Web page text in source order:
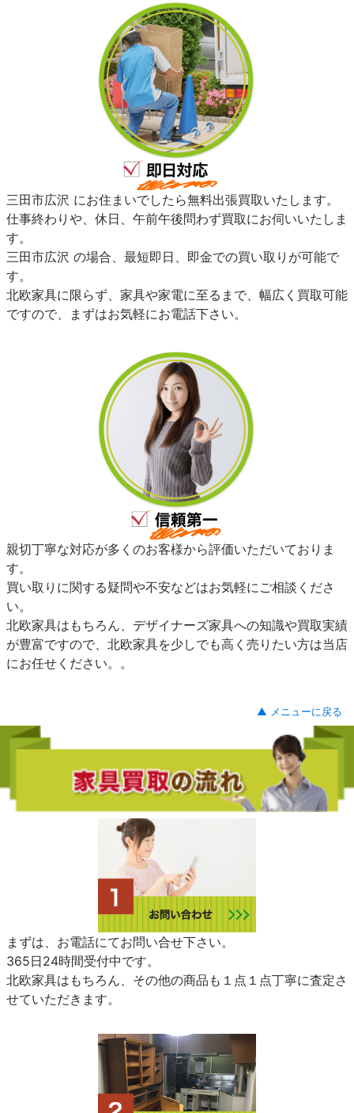
三田市広沢 にお住まいでしたら無料出張買取いたします。
仕事終わりや、休日、午前午後問わず買取にお伺いいたしま
す。
三田市広沢 の場合、最短即日、即金での買い取りが可能で
す。
北欧家具に限らず、家具や家電に至るまで、幅広く買取可能
ですので、まずはお気軽にお電話下さい。
親切丁寧な対応が多くのお客様から評価いただいておりま
す。
買い取りに関する疑問や不安などはお気軽にご相談くださ
い。
北欧家具はもちろん、デザイナーズ家具への知識や買取実績
が豊富ですので、北欧家具を少しでも高く売りたい方は当店
にお任せください。。
▲ メニューに戻る
まずは、お電話にてお問い合せ下さい。
365日24時間受付中です。
北欧家具はもちろん、その他の商品も１点１点丁寧に査定さ
せていただきます。